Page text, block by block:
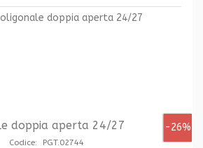
-26%
doppia aperta 24/27
Codice: PGT.02744